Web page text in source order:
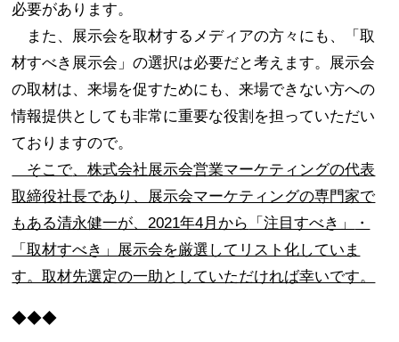
必要があります。
また、展示会を取材するメディアの方々にも、「取
材すべき展示会」の選択は必要だと考えます。展示会
の取材は、来場を促すためにも、来場できない方への
情報提供としても非常に重要な役割を担っていただい
ておりますので。
そこで、株式会社展示会営業マーケティングの代表
取締役社長であり、展示会マーケティングの専門家で
もある清永健一が、2021年4月から 「注目すべき」
・
「取材すべき」展示会を厳選してリスト化していま
す。取材先選定の一助としていただければ幸いです。
◆◆◆